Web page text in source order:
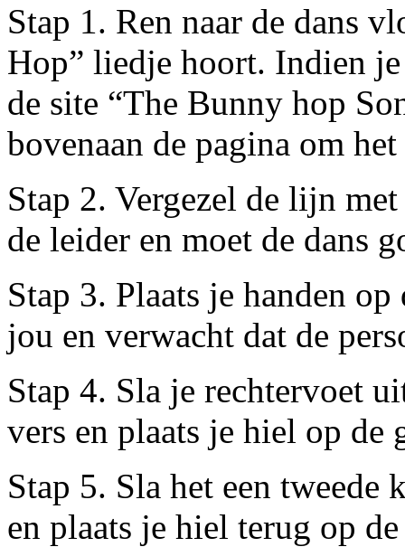
Stap 1. Ren naar de dans
Hop” liedje hoort. Indien
de site “The Bunny hop
bovenaan de pagina om
Stap 2. Vergezel de lijn
de leider en moet de dans
Stap 3. Plaats je handen
jou en verwacht dat de
Stap 4. Sla je rechtervoet
vers en plaats je hiel op de
Stap 5. Sla het een tweede
en plaats je hiel terug op